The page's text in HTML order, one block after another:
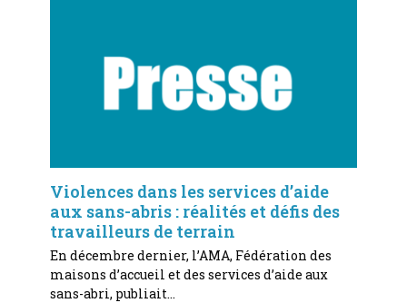
Violences dans les services d’aide
aux sans-abris : réalités et défis des
travailleurs de terrain
En décembre dernier, l’AMA, Fédération des
maisons d’accueil et des services d’aide aux
sans-abri, publiait…